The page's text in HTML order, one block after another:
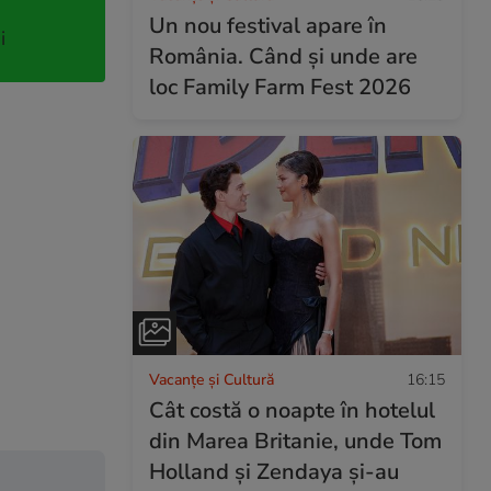
Un nou festival apare în
România. Când și unde are
loc Family Farm Fest 2026
Vacanțe și Cultură 16:15
Cât costă o noapte în hotelul
din Marea Britanie, unde Tom
Holland și Zendaya și-au